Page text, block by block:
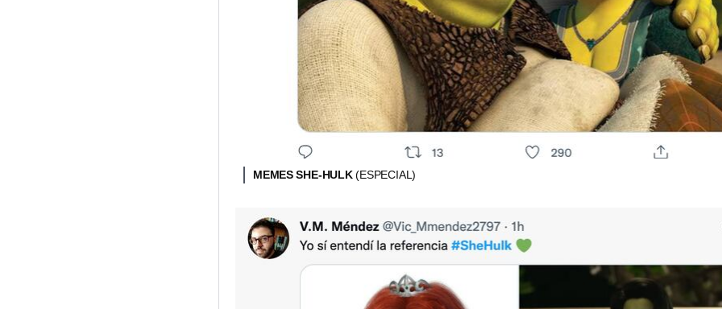
MEMES SHE-HULK(ESPECIAL)